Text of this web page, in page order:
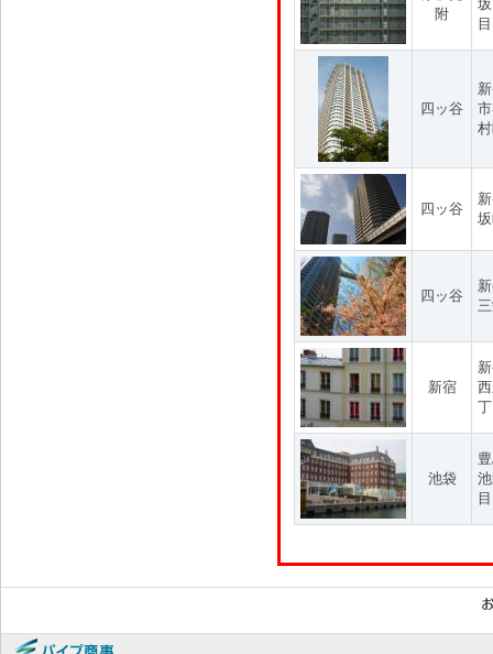
附
目
四ッ谷
四ッ谷
四ッ谷
新宿
池袋